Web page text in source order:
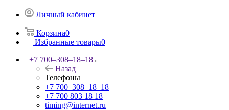
Личный кабинет
Корзина0
Избранные товары0
+7 700‒308‒18‒18
Назад
Телефоны
+7 700‒308‒18‒18
+7 700 803 18 18
timing@internet.ru